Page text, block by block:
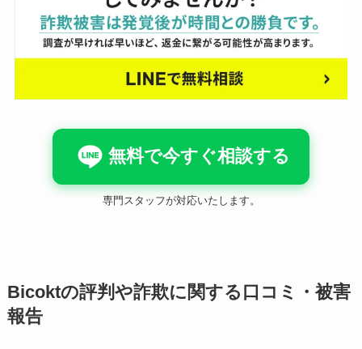
無料で今すぐ相談する
専門スタッフが対応いたします。
Bicoktの評判や詐欺に関する口コミ・被害
報告